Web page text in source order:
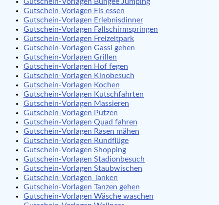
Gutschein-Vorlagen Bungee Jumping
Gutschein-Vorlagen Eis essen
Gutschein-Vorlagen Erlebnisdinner
Gutschein-Vorlagen Fallschirmspringen
Gutschein-Vorlagen Freizeitpark
Gutschein-Vorlagen Gassi gehen
Gutschein-Vorlagen Grillen
Gutschein-Vorlagen Hof fegen
Gutschein-Vorlagen Kinobesuch
Gutschein-Vorlagen Kochen
Gutschein-Vorlagen Kutschfahrten
Gutschein-Vorlagen Massieren
Gutschein-Vorlagen Putzen
Gutschein-Vorlagen Quad fahren
Gutschein-Vorlagen Rasen mähen
Gutschein-Vorlagen Rundflüge
Gutschein-Vorlagen Shopping
Gutschein-Vorlagen Stadionbesuch
Gutschein-Vorlagen Staubwischen
Gutschein-Vorlagen Tanken
Gutschein-Vorlagen Tanzen gehen
Gutschein-Vorlagen Wäsche waschen